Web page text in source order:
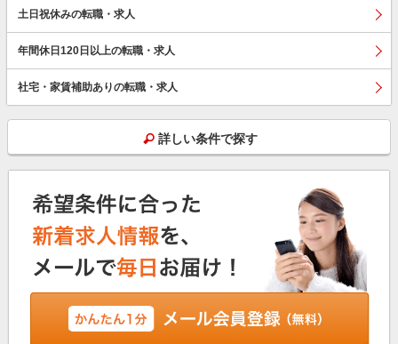
土日祝休みの転職・求人
年間休日120日以上の転職・求人
社宅・家賃補助ありの転職・求人
詳しい条件で探す